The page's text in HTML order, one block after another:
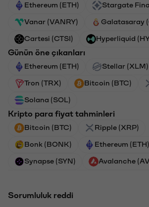
Ethereum (ETH) Stargate
Vanar (VANRY) Galatasaray
Cartesi (CTSI) Hyperliquid
Günün öne çıkanları
Ethereum (ETH) Stellar (XLM)
Tron (TRX) Bitcoin (BTC)
Solana (SOL)
Kripto para fiyat tahminleri
Bitcoin (BTC) Ripple (XRP)
Bonk (BONK) Ethereum (ETH)
Synapse (SYN) Avalanche
Sorumluluk reddi